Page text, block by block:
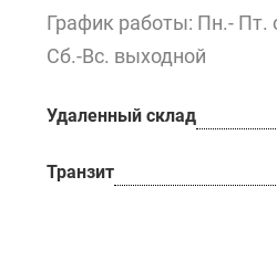
График работы: Пн.- Пт.
Сб.-Вс. выходной
Удаленный склад
Транзит